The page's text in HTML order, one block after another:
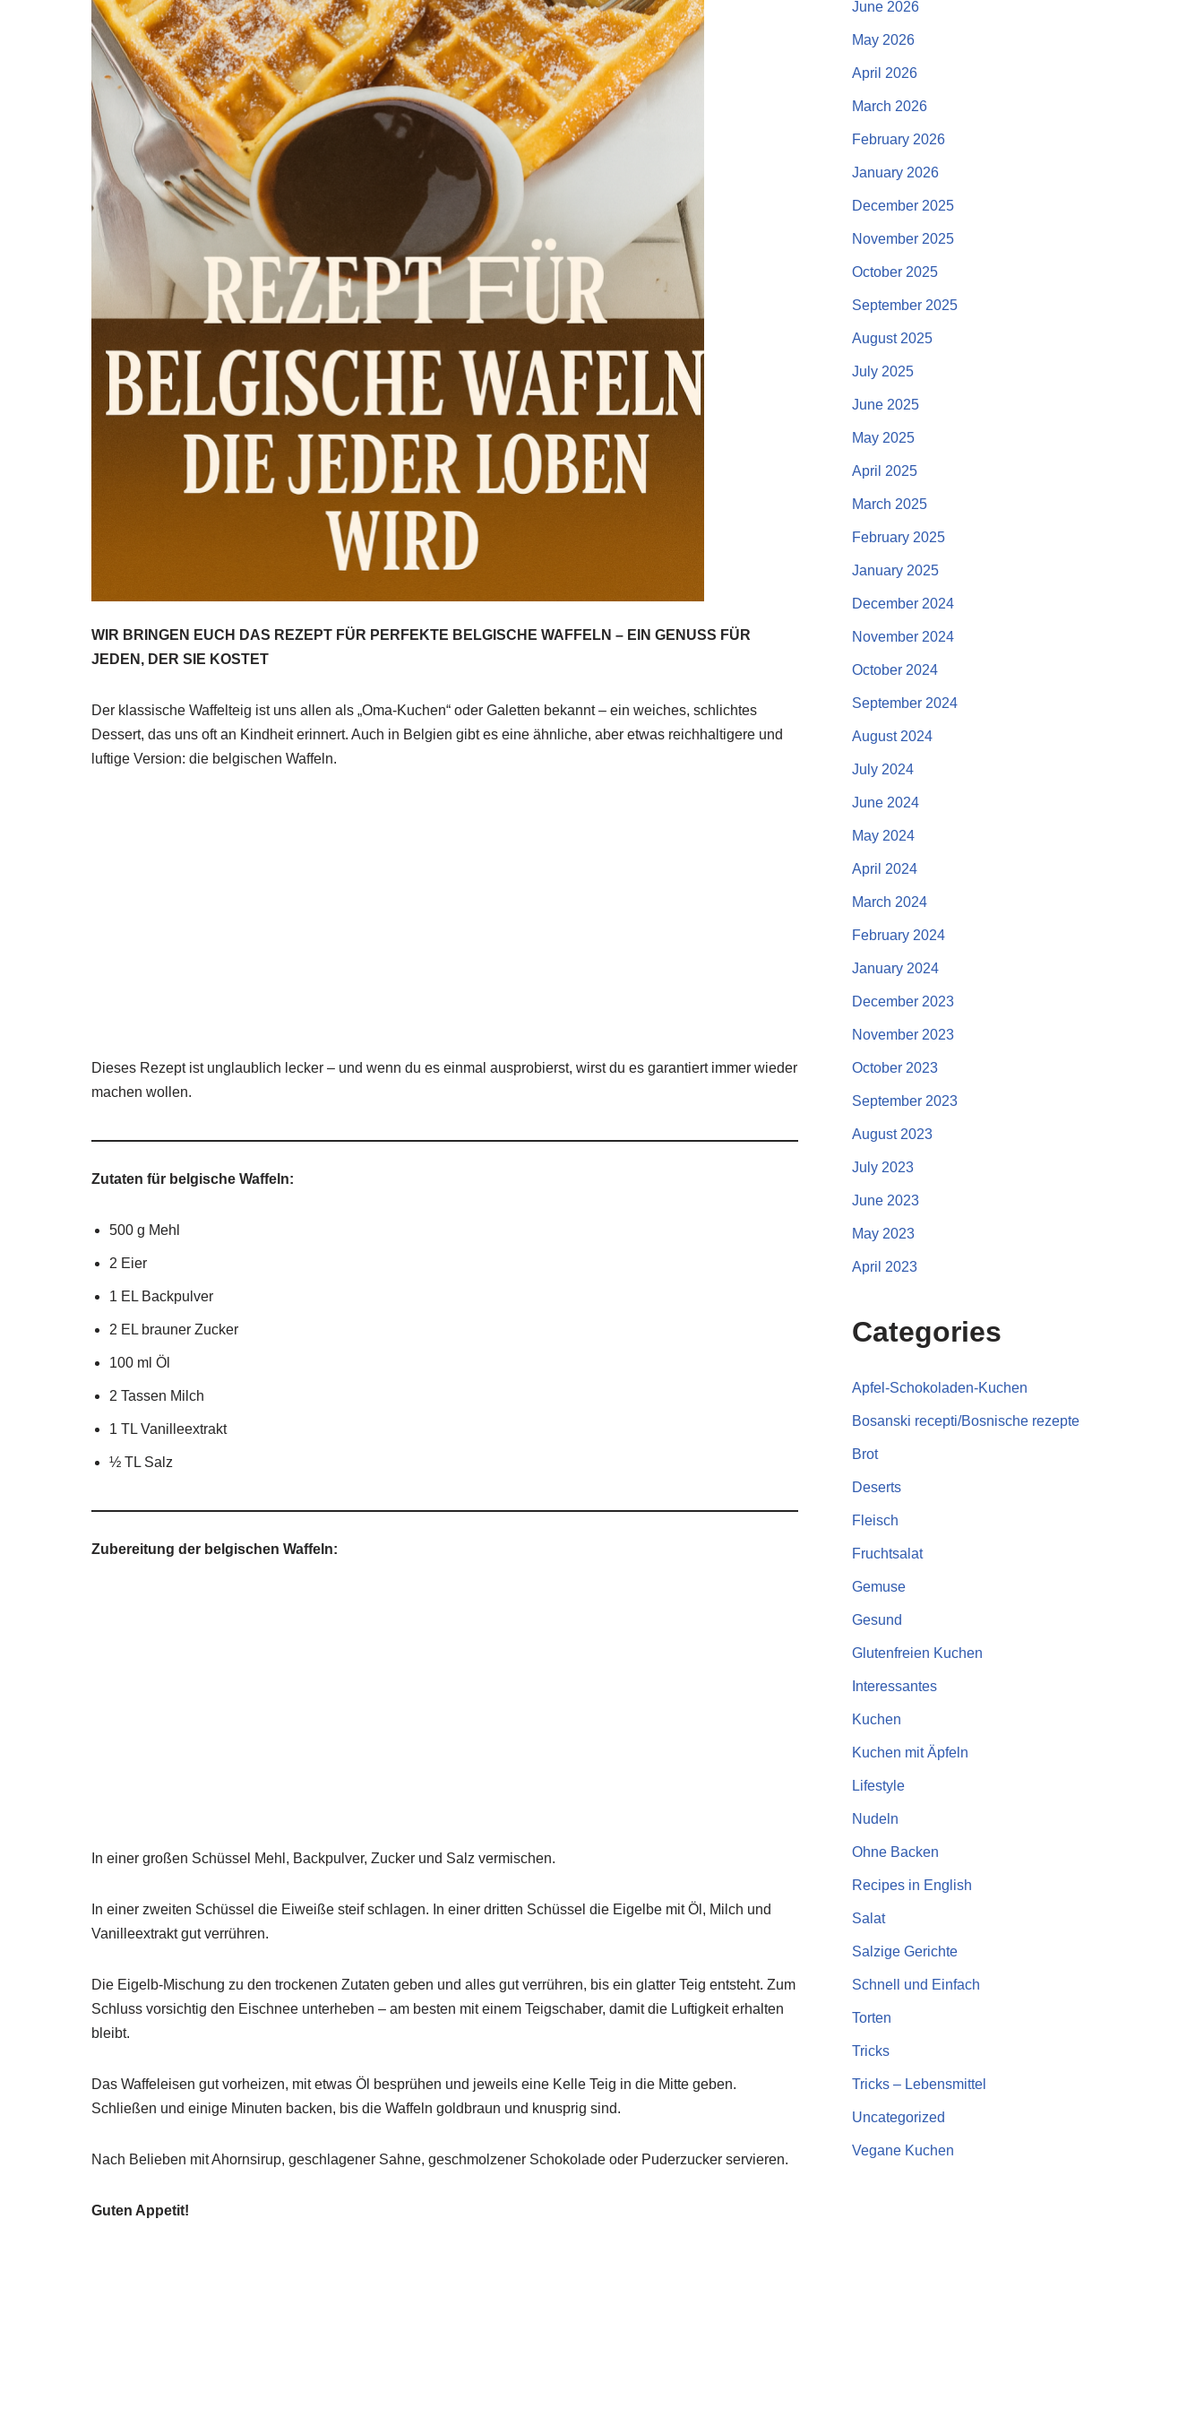
WIR BRINGEN EUCH DAS REZEPT FÜR PERFEKTE BELGISCHE WAFFELN – EIN GENUSS FÜR
JEDEN, DER SIE KOSTET
Der klassische Waffelteig ist uns allen als „Oma-Kuchen“ oder Galetten bekannt – ein weiches, schlichtes
Dessert, das uns oft an Kindheit erinnert. Auch in Belgien gibt es eine ähnliche, aber etwas reichhaltigere und
luftige Version: die belgischen Waffeln.
Dieses Rezept ist unglaublich lecker – und wenn du es einmal ausprobierst, wirst du es garantiert immer wieder
machen wollen.
Zutaten für belgische Waffeln:
500 g Mehl
2 Eier
1 EL Backpulver
2 EL brauner Zucker
100 ml Öl
2 Tassen Milch
1 TL Vanilleextrakt
½ TL Salz
Zubereitung der belgischen Waffeln:
In einer großen Schüssel Mehl, Backpulver, Zucker und Salz vermischen.
In einer zweiten Schüssel die Eiweiße steif schlagen. In einer dritten Schüssel die Eigelbe mit Öl, Milch und
Vanilleextrakt gut verrühren.
Die Eigelb-Mischung zu den trockenen Zutaten geben und alles gut verrühren, bis ein glatter Teig entsteht. Zum
Schluss vorsichtig den Eischnee unterheben – am besten mit einem Teigschaber, damit die Luftigkeit erhalten
bleibt.
Das Waffeleisen gut vorheizen, mit etwas Öl besprühen und jeweils eine Kelle Teig in die Mitte geben.
Schließen und einige Minuten backen, bis die Waffeln goldbraun und knusprig sind.
Nach Belieben mit Ahornsirup, geschlagener Sahne, geschmolzener Schokolade oder Puderzucker servieren.
Guten Appetit!
June 2026
May 2026
April 2026
March 2026
February 2026
January 2026
December 2025
November 2025
October 2025
September 2025
August 2025
July 2025
June 2025
May 2025
April 2025
March 2025
February 2025
January 2025
December 2024
November 2024
October 2024
September 2024
August 2024
July 2024
June 2024
May 2024
April 2024
March 2024
February 2024
January 2024
December 2023
November 2023
October 2023
September 2023
August 2023
July 2023
June 2023
May 2023
April 2023
Categories
Apfel-Schokoladen-Kuchen
Bosanski recepti/Bosnische rezepte
Brot
Deserts
Fleisch
Fruchtsalat
Gemuse
Gesund
Glutenfreien Kuchen
Interessantes
Kuchen
Kuchen mit Äpfeln
Lifestyle
Nudeln
Ohne Backen
Recipes in English
Salat
Salzige Gerichte
Schnell und Einfach
Torten
Tricks
Tricks – Lebensmittel
Uncategorized
Vegane Kuchen